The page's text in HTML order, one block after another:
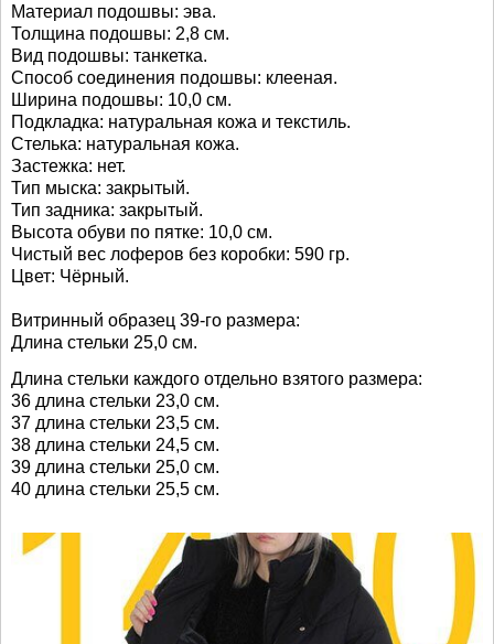
Материал подошвы: эва.
Толщина подошвы: 2,8 см.
Вид подошвы: танкетка.
Способ соединения подошвы: клееная.
Ширина подошвы: 10,0 см.
Подкладка: натуральная кожа и текстиль.
Стелька: натуральная кожа.
Застежка: нет.
Тип мыска: закрытый.
Тип задника: закрытый.
Высота обуви по пятке: 10,0 см.
Чистый вес лоферов без коробки: 590 гр.
Цвет: Чёрный.
Витринный образец 39-го размера:
Длина стельки 25,0 см.
Длина стельки каждого отдельно взятого размера:
36 длина стельки 23,0 см.
37 длина стельки 23,5 см.
38 длина стельки 24,5 см.
39 длина стельки 25,0 см.
40 длина стельки 25,5 см.